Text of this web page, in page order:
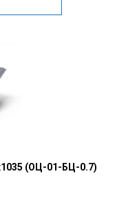
(ОЦ-01-БЦ-0.7)